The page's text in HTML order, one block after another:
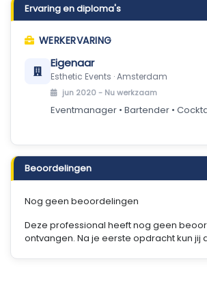
Ervaring en diploma's
WERKERVARING
Eigenaar
Esthetic Events · Amsterdam
jun 2020 - Nu werkzaam
Eventmanager • Bartender •
Beoordelingen
Nog geen beoordelingen
Deze professional heeft nog geen
ontvangen. Na je eerste opdracht kun jij